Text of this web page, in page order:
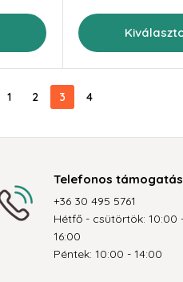
1 2 3 4
Telefonos támogatás
+36 30 495 5761
Hétfő - csütörtök: 10:00
16:00
Péntek: 10:00 - 14:00